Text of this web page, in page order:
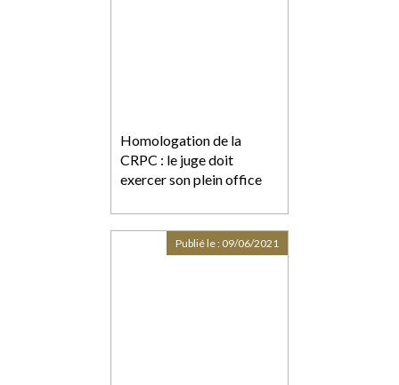
Homologation de la
CRPC : le juge doit
exercer son plein office
Publié le : 09/06/2021